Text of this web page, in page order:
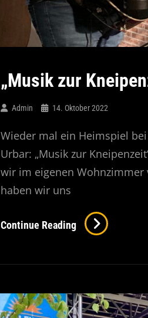
„Musik zur
Admin 14. Oktober 2022
Wieder mal ein Heimspiel
Urbar: „Musik zur
wir im eigenen Wohnzimmer
haben wir uns
Continue Reading „Musik
Zur
Am